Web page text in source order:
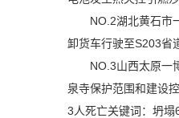
NO.2湖北黄石市
卸货车行驶至S203省
NO.3山西太原一
泉寺保护范围和建设
3人死亡关键词：坍